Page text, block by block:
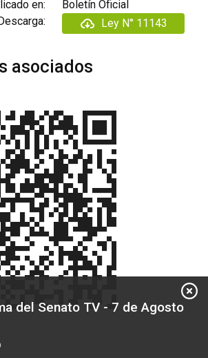
en:
Boletín Oficial
Ley N° 11143
asociados
del Senato TV - 7 de Agosto